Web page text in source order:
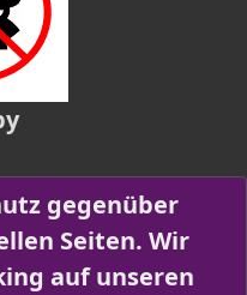
gegenüber
Seiten. Wir
auf unseren